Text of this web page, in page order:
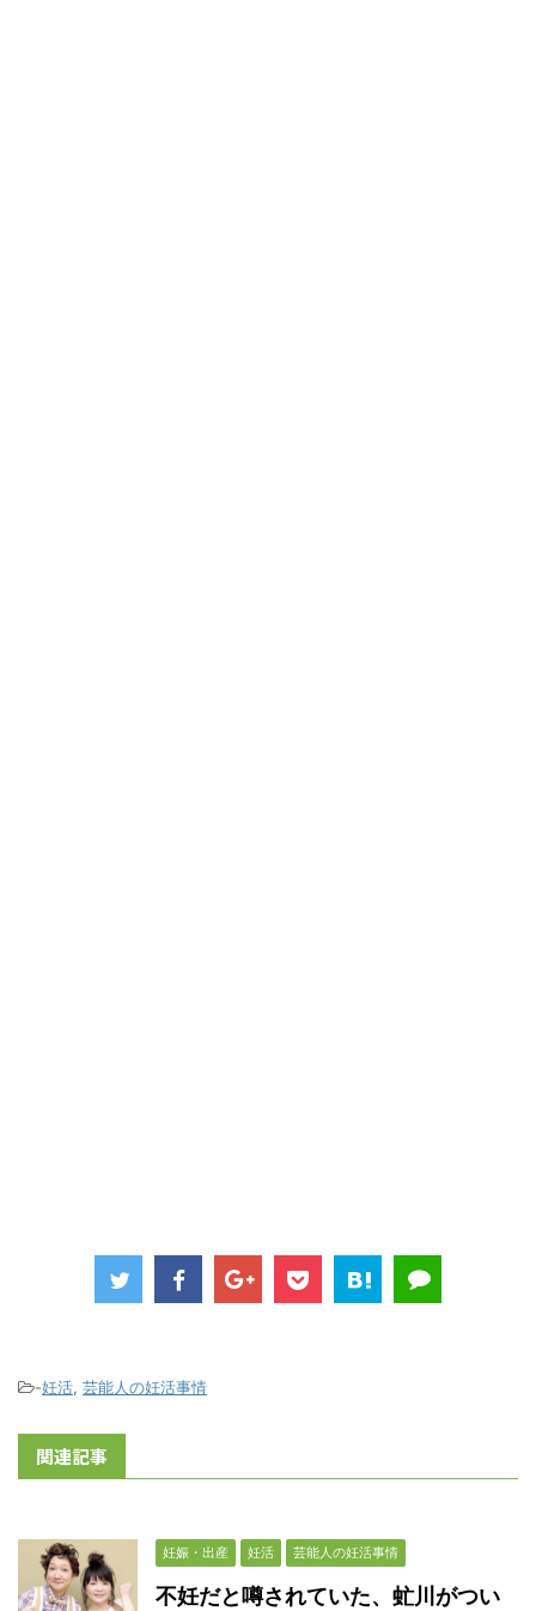
-妊活, 芸能人の妊活事情
関連記事
妊娠・出産 妊活 芸能人の妊活事情
不妊だと噂されていた、虻川がつい